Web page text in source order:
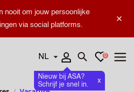
×
nooit om jouw persoonlijke
via social platforms.
Talen
Nieuw bij ASA?
Schrijf je snel in.
x
Zoeken openen
Favorieten
0